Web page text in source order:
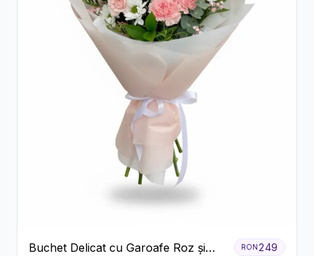
Buchet Delicat cu Garoafe Roz și
RON249